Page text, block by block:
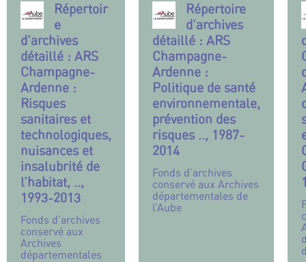
Répertoir
e
d’archives
détaillé : ARS
Champagne-
Ardenne :
Risques
sanitaires et
technologiques,
nuisances et
insalubrité de
l’habitat, ..,
1993-2013
Fonds d’archives
conservé aux
Archives
départementales
Répertoire
d’archives
détaillé : ARS
Champagne-
Ardenne :
Politique de santé
environnementale,
prévention des
risques .., 1987-
2014
Fonds d’archives
conservé aux Archives
départementales de
l’Aube